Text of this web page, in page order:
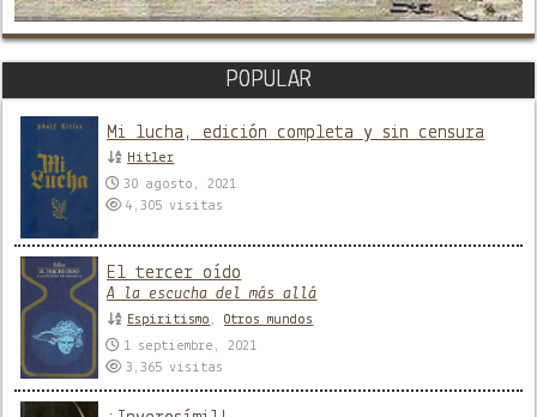
POPULAR
Mi lucha, edición completa y sin censura
Hitler
30 agosto, 2021
4,305visitas
El tercer oído
A la escucha del más allá
Espiritismo ,Otros mundos
1 septiembre, 2021
3,365visitas